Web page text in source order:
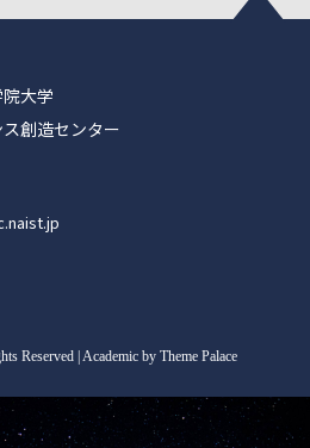
院大学
創造センター
Reserved | Academic by Theme Palace